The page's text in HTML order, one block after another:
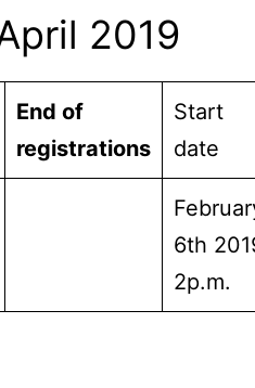
2019
End of
registrations
Start
date
6th
2p.m.